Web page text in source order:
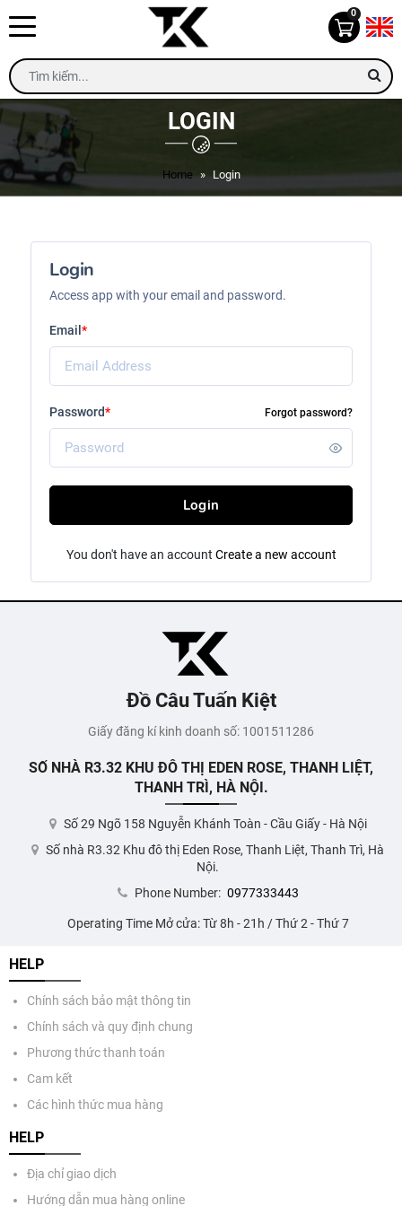
0
LOGIN
Home Login
Login
Access app with your email and password.
Email *
Password* Forgot password?
Login
You don't have an account Create a new account
Đồ Câu Tuấn Kiệt
Giấy đăng kí kinh doanh số: 1001511286
SỐ NHÀ R3.32 KHU ĐÔ THỊ EDEN ROSE, THANH LIỆT,
THANH TRÌ, HÀ NỘI.
Số 29 Ngõ 158 Nguyễn Khánh Toàn - Cầu Giấy - Hà Nội
Số nhà R3.32 Khu đô thị Eden Rose, Thanh Liệt, Thanh Trì, Hà
Nội.
Phone Number: 0977333443
Operating Time Mở cửa: Từ 8h - 21h / Thứ 2 - Thứ 7
HELP
Chính sách bảo mật thông tin
Chính sách và quy định chung
Phương thức thanh toán
Cam kết
Các hình thức mua hàng
HELP
Địa chỉ giao dịch
Hướng dẫn mua hàng online